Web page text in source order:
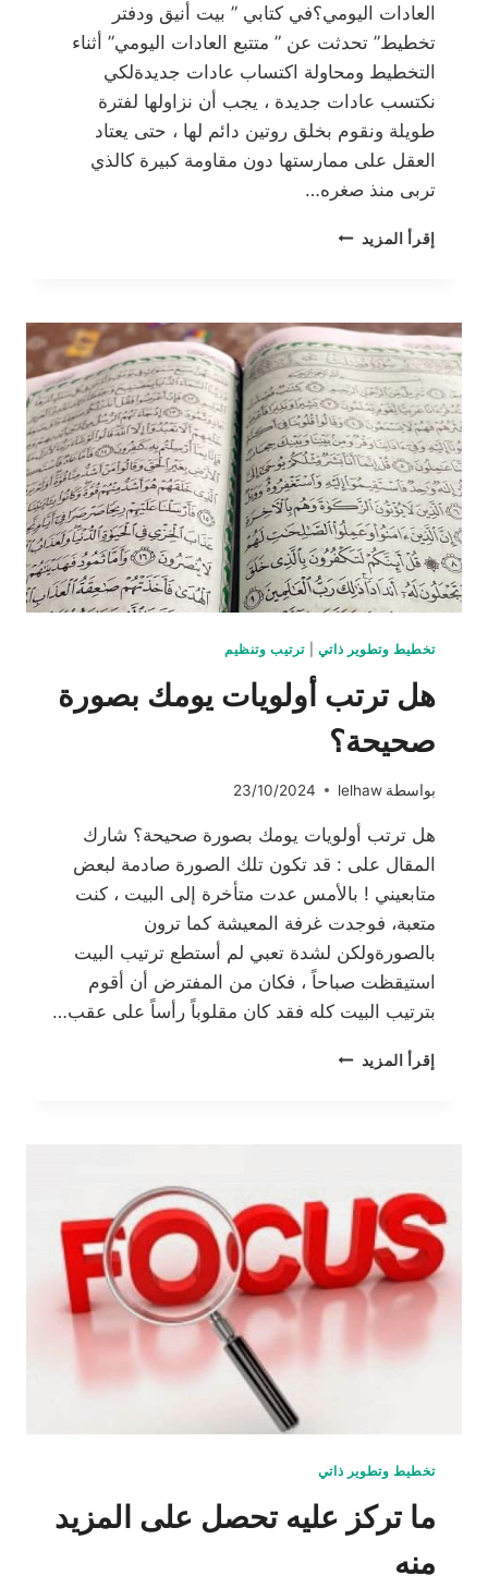
العادات اليومي؟في كتابي ” بيت أنيق ودفتر
تخطيط” تحدثت عن ” متتبع العادات اليومي” أثناء
التخطيط ومحاولة اكتساب عادات جديدةلكي
نكتسب عادات جديدة ، يجب أن نزاولها لفترة
طويلة ونقوم بخلق روتين دائم لها ، حتى يعتاد
العقل على ممارستها دون مقاومة كبيرة كالذي
تربى منذ صغره…
إقرأ المزيد متتبع
تخطيط وتطوير ذاتي ترتيب وتنظيم
هل ترتب أولويات يومك بصورة
صحيحة؟
بواسطة lelhaw
23/10/2024
هل ترتب أولويات يومك بصورة صحيحة؟ شارك
المقال على : قد تكون تلك الصورة صادمة لبعض
متابعيني ! بالأمس عدت متأخرة إلى البيت ، كنت
متعبة، فوجدت غرفة المعيشة كما ترون
بالصورةولكن لشدة تعبي لم أستطع ترتيب البيت
استيقظت صباحاً ، فكان من المفترض أن أقوم
بترتيب البيت كله فقد كان مقلوباً رأساً على عقب…
إقرأ المزيد هل
تخطيط وتطوير ذاتي
ما تركز عليه تحصل على المزيد
منه